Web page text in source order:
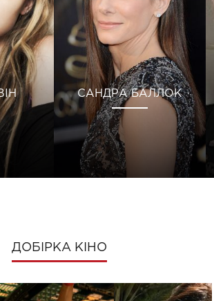
САНДРА БАЛЛОК
ДОБІРКА КІНО